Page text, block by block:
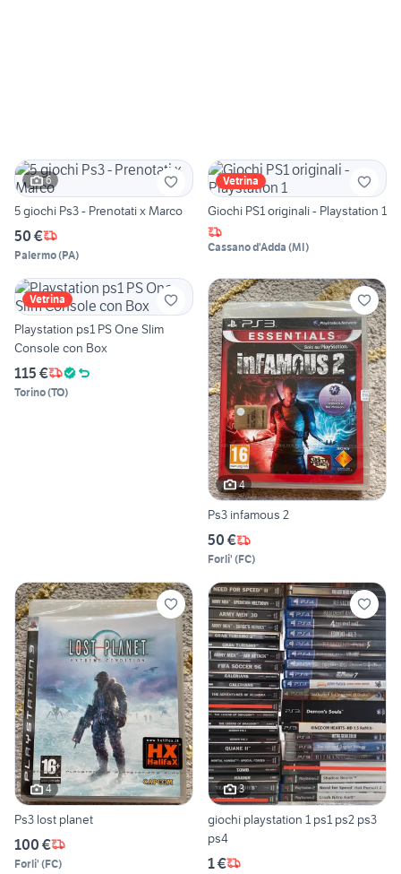
6
5 giochi Ps3 - Prenotati x Marco
50 €
Palermo(PA)
Vetrina
Giochi PS1 originali - Playstation 1
Cassano d'Adda (MI)
Vetrina
Playstation ps1 PS One Slim
Console con Box
115 €
Torino(TO)
4
Ps3 infamous 2
50 €
Forli' (FC)
4
Ps3 lost planet
100 €
Forli' (FC)
3
giochi playstation 1 ps1 ps2 ps3
ps4
1 €